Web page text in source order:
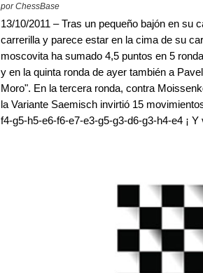
por ChessBase
13/10/2011 – Tras un pequeño bajón en
carrerilla y parece estar en la cima de su
moscovita ha sumado 4,5 puntos en 5
y en la quinta ronda de ayer también a
Moro". En la tercera ronda, contra
la Variante Saemisch invirtió 15
f4-g5-h5-e6-f6-e7-e3-g5-g3-d6-g3-h4-e4 ¡